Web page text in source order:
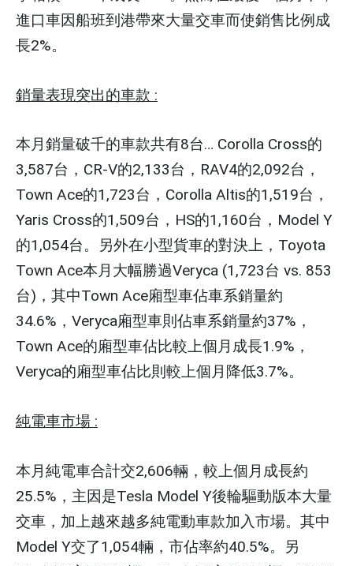
進口車因船班到港帶來大量交車而使銷售比例成
長2%。
銷量表現突出的車款 :
本月銷量破千的車款共有8台… Corolla Cross的
3,587台，CR-V的2,133台，RAV4的2,092台，
Town Ace的1,723台，Corolla Altis的1,519台，
Yaris Cross的1,509台，HS的1,160台，Model Y
的1,054台。另外在小型貨車的對決上，Toyota
Town Ace本月大幅勝過Veryca (1,723台 vs. 853
台)，其中Town Ace廂型車佔車系銷量約
34.6%，Veryca廂型車則佔車系銷量約37%，
Town Ace的廂型車佔比較上個月成長1.9%，
Veryca的廂型車佔比則較上個月降低3.7%。
純電車市場 :
本月純電車合計交2,606輛，較上個月成長約
25.5%，主因是Tesla Model Y後輪驅動版本大量
交車，加上越來越多純電動車款加入市場。其中
Model Y交了1,054輛，市佔率約40.5%。另